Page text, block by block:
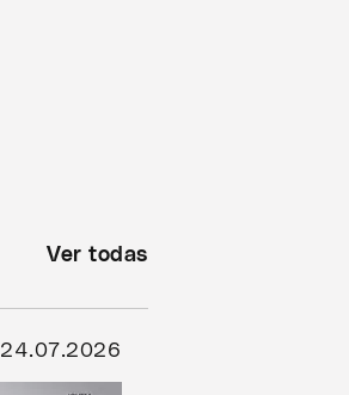
Ver todas
24.07.2026